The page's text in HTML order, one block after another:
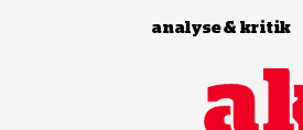
Zum Inhalt springen
analyse & kritik